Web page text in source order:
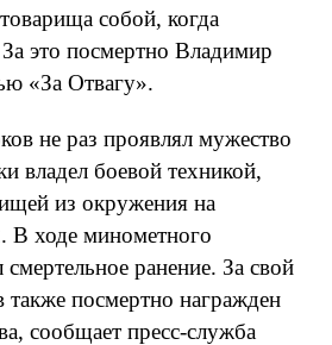
собой, когда
это посмертно Владимир
«За Отвагу».
не раз проявлял мужество
владел боевой техникой,
из окружения на
ходе минометного
ранение. За свой
также посмертно награжден
сообщает пресс-служба